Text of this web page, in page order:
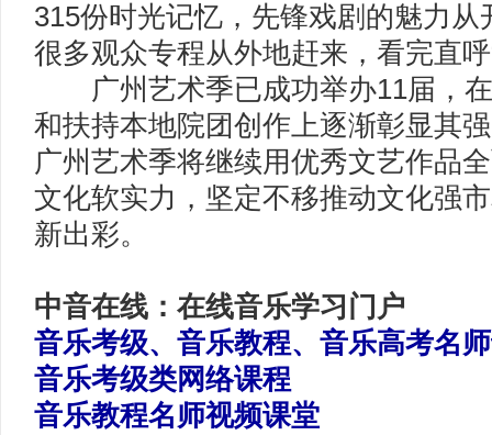
315份时光记忆，先锋戏剧的魅力
很多观众专程从外地赶来，看完直呼
广州艺术季已成功举办11届，在
和扶持本地院团创作上逐渐彰显其
广州艺术季将继续用优秀文艺作品
文化软实力，坚定不移推动文化强
新出彩。
中音在线：在线音乐学习门户
音乐考级、音乐教程、音乐高考名
音乐考级类网络课程
音乐教程名师视频课堂